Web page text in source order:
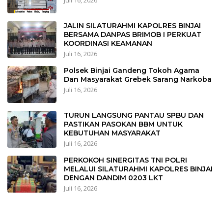
JALIN SILATURAHMI KAPOLRES BINJAI
BERSAMA DANPAS BRIMOB I PERKUAT
KOORDINASI KEAMANAN
Juli 16, 2026
Polsek Binjai Gandeng Tokoh Agama
Dan Masyarakat Grebek Sarang Narkoba
Juli 16, 2026
TURUN LANGSUNG PANTAU SPBU DAN
PASTIKAN PASOKAN BBM UNTUK
KEBUTUHAN MASYARAKAT
Juli 16, 2026
PERKOKOH SINERGITAS TNI POLRI
MELALUI SILATURAHMI KAPOLRES BINJAI
DENGAN DANDIM 0203 LKT
Juli 16, 2026